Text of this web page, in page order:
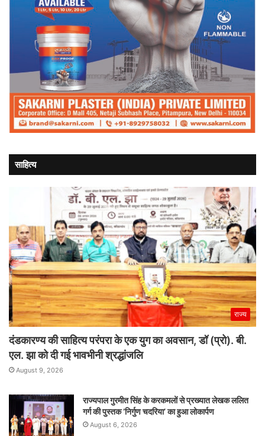
साहित्य
राज्य
दंडकारण्य की साहित्य परंपरा के एक युग का अवसान, डॉ (प्रो). बी.
एल. झा को दी गई भावभीनी श्रद्धांजलि
August 9, 2026
राज्यपाल गुरमीत सिंह के करकमलों से प्रख्यात लेखक ललित
गर्ग की पुस्तक ‘निर्गुण चदरिया’ का हुआ लोकार्पण
August 6, 2026